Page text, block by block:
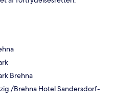
Brehna
/Brehna Hotel Sandersdorf-